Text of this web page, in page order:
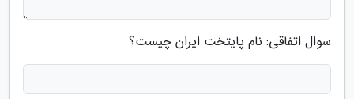
سوال اتفاقی: نام پایتخت ایران چیست؟